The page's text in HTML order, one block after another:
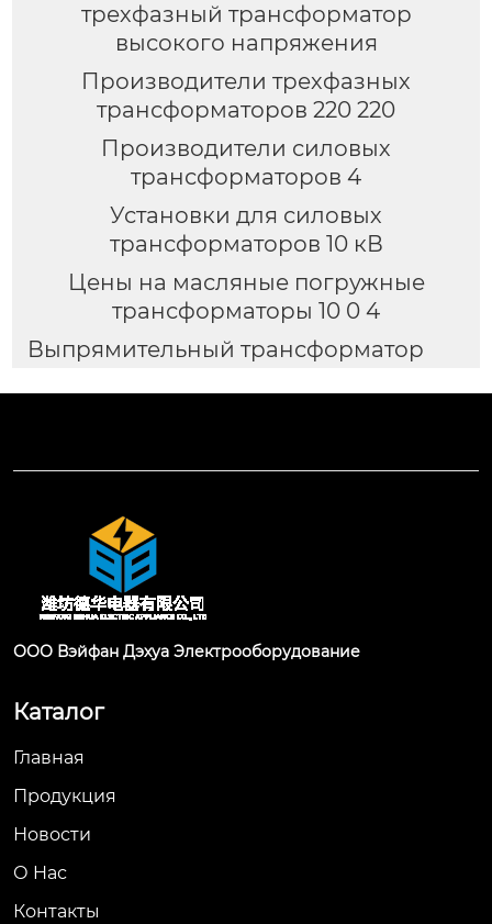
трехфазный трансформатор
высокого напряжения
Производители трехфазных
трансформаторов 220 220
Производители силовых
трансформаторов 4
Установки для силовых
трансформаторов 10 кВ
Цены на масляные погружные
трансформаторы 10 0 4
Выпрямительный трансформатор
ООО Вэйфан Дэхуа Электрооборудование
Каталог
Главная
Продукция
Новости
О Hас
Контакты